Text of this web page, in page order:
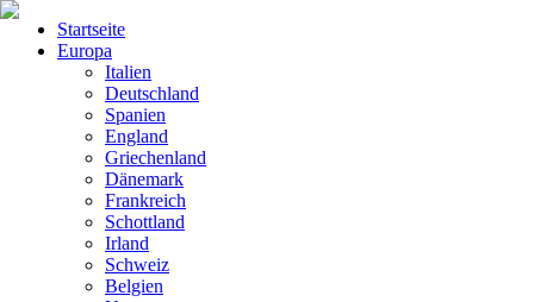
Startseite
Europa
Italien
Deutschland
Spanien
England
Griechenland
Dänemark
Frankreich
Schottland
Irland
Schweiz
Belgien